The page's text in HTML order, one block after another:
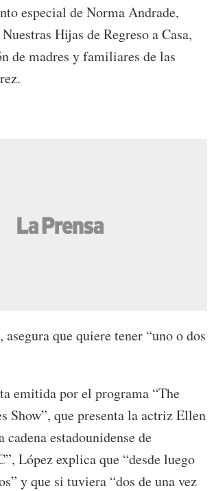
especial de Norma Andrade,
Hijas de Regreso a Casa,
de madres y familiares de las
asegura que quiere tener “uno o dos
emitida por el programa “The
Show”, que presenta la actriz Ellen
cadena estadounidense de
López explica que “desde luego
y que si tuviera “dos de una vez